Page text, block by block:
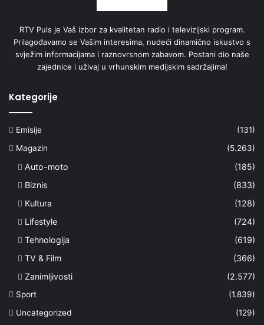
RTV Puls je Vaš izbor za kvalitetan radio i televizijski program.
Prilagođavamo se Vašim interesima, nudeći dinamično iskustvo s
svježim informacijama i raznovrsnom zabavom. Postani dio naše
zajednice i uživaj u vrhunskim medijskim sadržajima!
Kategorije
Emisije
(131)
Magazin
(5.263)
Auto-moto
(185)
Biznis
(833)
Kultura
(128)
Lifestyle
(724)
Tehnologija
(619)
TV & Film
(366)
Zanimljivosti
(2.577)
Sport
(1.839)
Uncategorized
(129)